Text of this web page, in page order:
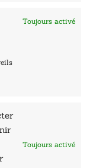
Toujours activé
Toujours activé